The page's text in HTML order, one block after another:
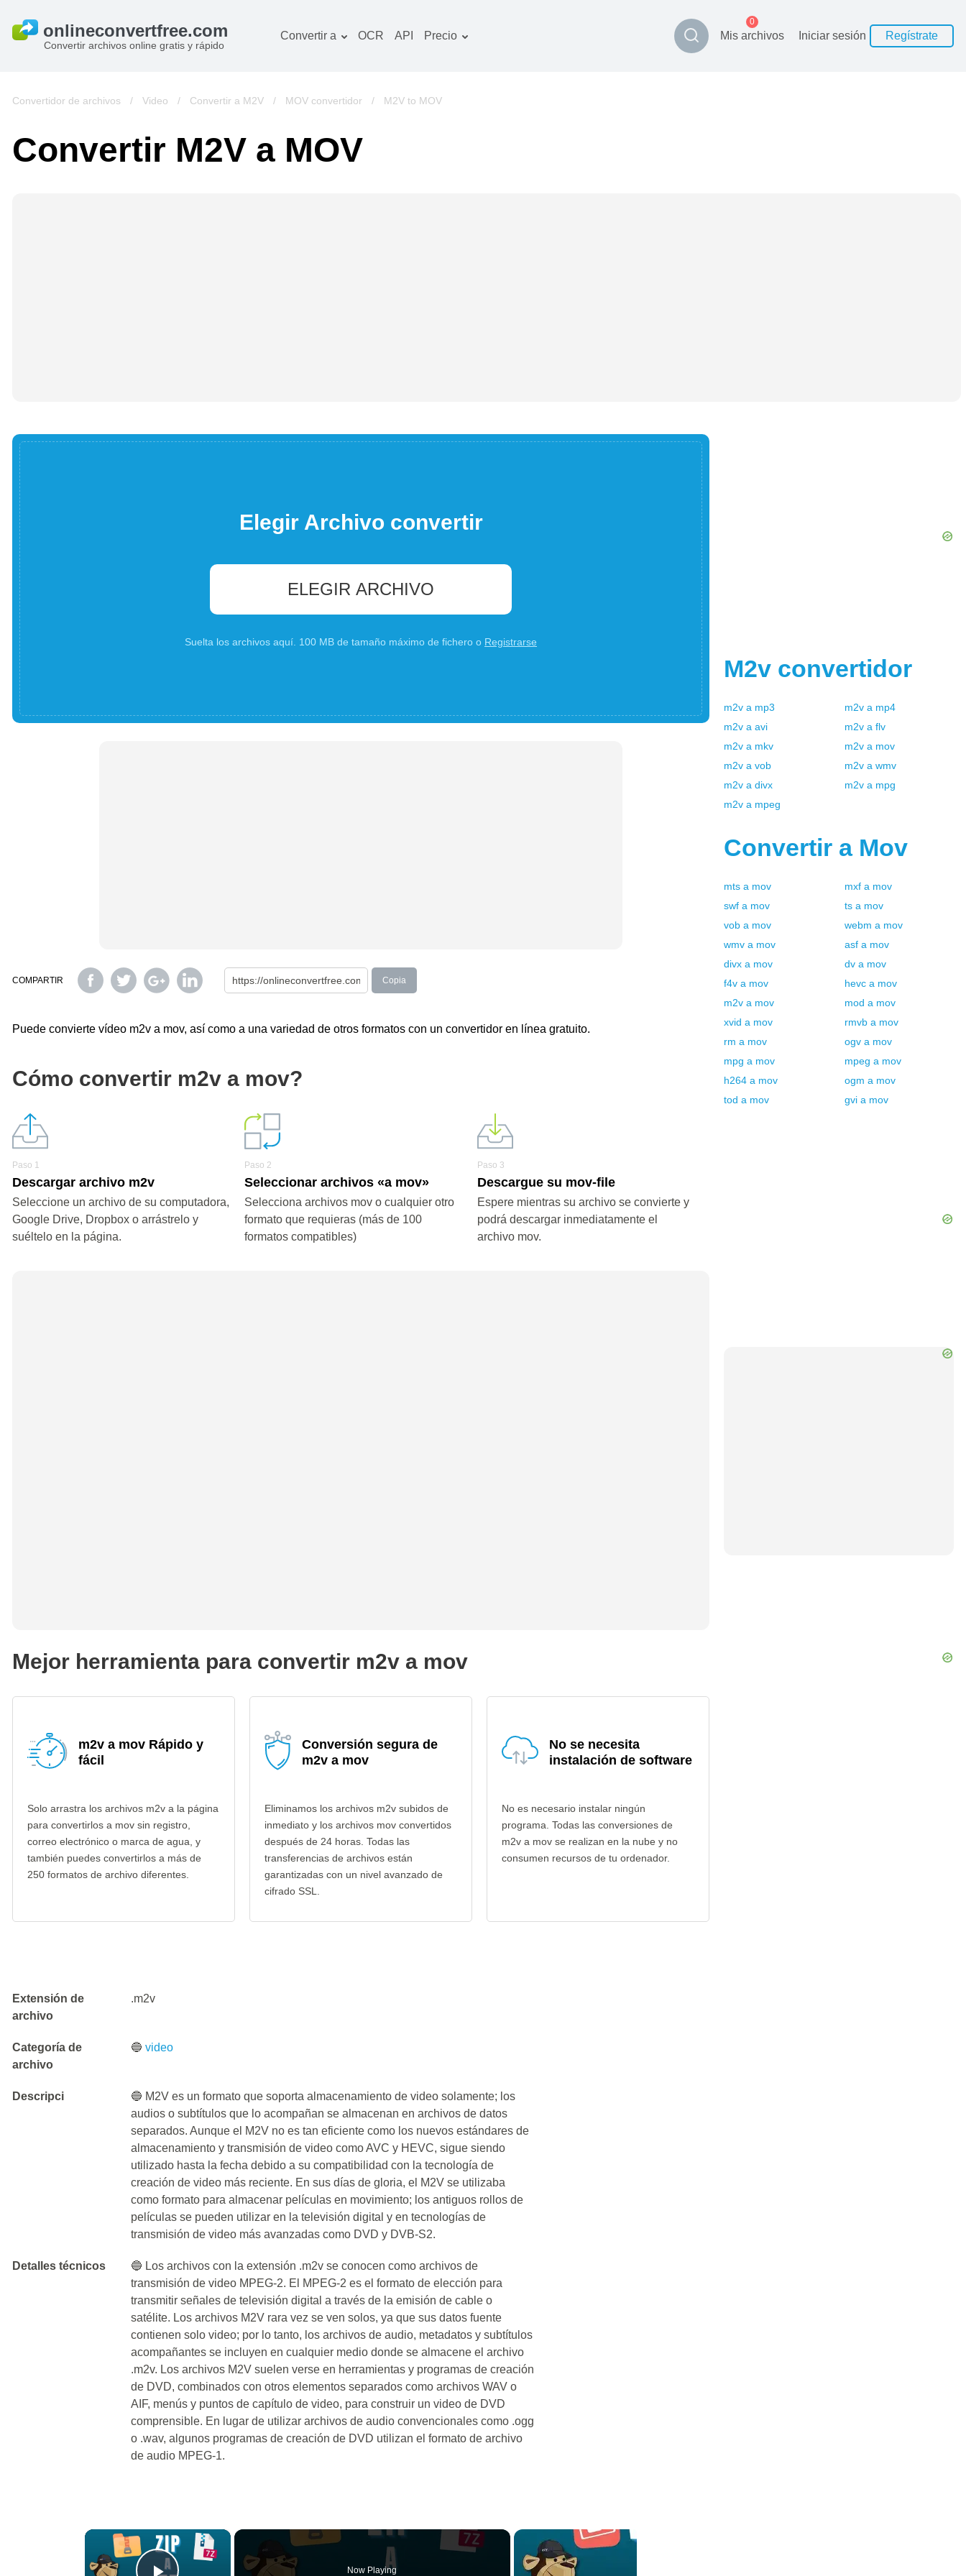
Convertir archivos online gratis y rápido
Convertir a
Imagines convertidor
Libros convertidor
OCR API Precio Mis archivos
0
Iniciar sesión Regístrate
Convertidor de archivos / Video / Convertir a M2V / MOV convertidor / M2V to MOV
Convertir M2V a MOV
Elegir Archivo convertir
ELEGIR ARCHIVO
Suelta los archivos aquí. 100 MB de tamaño máximo de fichero o Registrarse
COMPARTIR Copia
Puede convierte vídeo m2v a mov, así como a una variedad de otros formatos con un convertidor en línea gratuito.
Cómo convertir m2v a mov?
Paso 1
Descargar archivo m2v
Seleccione un archivo de su computadora,
Google Drive, Dropbox o arrástrelo y
suéltelo en la página.
Paso 2
Seleccionar archivos «a mov»
Selecciona archivos mov o cualquier otro
formato que requieras (más de 100
formatos compatibles)
Paso 3
Descargue su mov-file
Espere mientras su archivo se convierte y
podrá descargar inmediatamente el
archivo mov.
Mejor herramienta para convertir m2v a mov
m2v a mov Rápido y
fácil
Solo arrastra los archivos m2v a la página
para convertirlos a mov sin registro,
correo electrónico o marca de agua, y
también puedes convertirlos a más de
250 formatos de archivo diferentes.
Conversión segura de
m2v a mov
Eliminamos los archivos m2v subidos de
inmediato y los archivos mov convertidos
después de 24 horas. Todas las
transferencias de archivos están
garantizadas con un nivel avanzado de
cifrado SSL.
No se necesita
instalación de software
No es necesario instalar ningún
programa. Todas las conversiones de
m2v a mov se realizan en la nube y no
consumen recursos de tu ordenador.
Extensión de
archivo
.m2v
Categoría de
archivo
🔵video
Descripci
🔵 M2V es un formato que soporta almacenamiento de video solamente; los
audios o subtítulos que lo acompañan se almacenan en archivos de datos
separados. Aunque el M2V no es tan eficiente como los nuevos estándares de
almacenamiento y transmisión de video como AVC y HEVC, sigue siendo
utilizado hasta la fecha debido a su compatibilidad con la tecnología de
creación de video más reciente. En sus días de gloria, el M2V se utilizaba
como formato para almacenar películas en movimiento; los antiguos rollos de
películas se pueden utilizar en la televisión digital y en tecnologías de
transmisión de video más avanzadas como DVD y DVB-S2.
Detalles técnicos
🔵 Los archivos con la extensión .m2v se conocen como archivos de
transmisión de video MPEG-2. El MPEG-2 es el formato de elección para
transmitir señales de televisión digital a través de la emisión de cable o
satélite. Los archivos M2V rara vez se ven solos, ya que sus datos fuente
contienen solo video; por lo tanto, los archivos de audio, metadatos y subtítulos
acompañantes se incluyen en cualquier medio donde se almacene el archivo
.m2v. Los archivos M2V suelen verse en herramientas y programas de creación
de DVD, combinados con otros elementos separados como archivos WAV o
AIF, menús y puntos de capítulo de video, para construir un video de DVD
comprensible. En lugar de utilizar archivos de audio convencionales como .ogg
o .wav, algunos programas de creación de DVD utilizan el formato de archivo
de audio MPEG-1.
×
Now Playing
M2v convertidor
m2v a mp3 m2v a mp4
m2v a avi m2v a flv
m2v a mkv m2v a mov
m2v a vob m2v a wmv
m2v a divx m2v a mpg
m2v a mpeg
Convertir a Mov
mts a mov mxf a mov
swf a mov ts a mov
vob a mov webm a mov
wmv a mov asf a mov
divx a mov dv a mov
f4v a mov hevc a mov
m2v a mov mod a mov
xvid a mov rmvb a mov
rm a mov ogv a mov
mpg a mov mpeg a mov
h264 a mov ogm a mov
tod a mov gvi a mov